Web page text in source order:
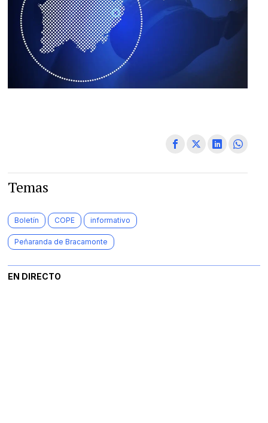
Temas
Boletín COPE informativo
Peñaranda de Bracamonte
EN DIRECTO